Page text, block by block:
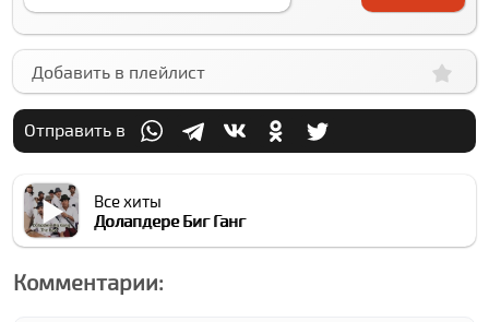
Добавить в плейлист
Отправить в
Все хиты
Долапдере Биг Ганг
Комментарии: